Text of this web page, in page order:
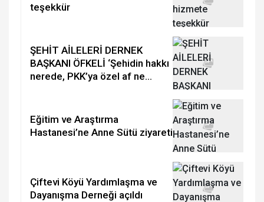
teşekkür
ŞEHİT AİLELERİ DERNEK
BAŞKANI ÖFKELİ ‘Şehidin hakkı
nerede, PKK’ya özel af ne
Eğitim ve Araştırma
Hastanesi’ne Anne Sütü ziyareti
Çiftevi Köyü Yardımlaşma ve
Dayanışma Derneği açıldı